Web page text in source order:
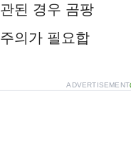
된 경우 곰팡
의가 필요합
ADVERTISEMENT